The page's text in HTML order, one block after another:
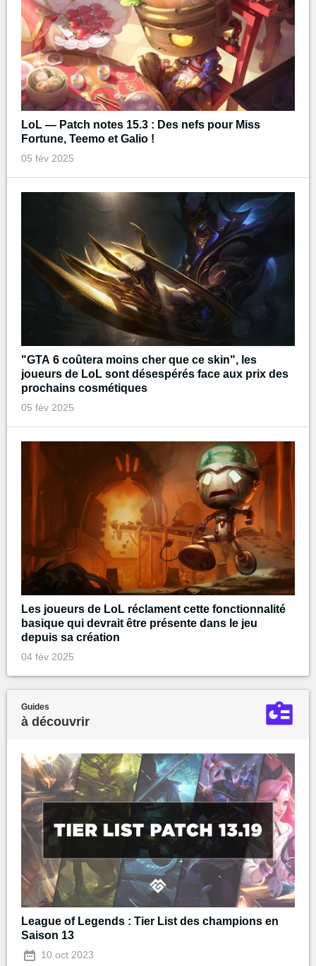
LoL — Patch notes 15.3 : Des nefs pour Miss
Fortune, Teemo et Galio !
05 fév 2025
"GTA 6 coûtera moins cher que ce skin", les
joueurs de LoL sont désespérés face aux prix des
prochains cosmétiques
05 fév 2025
Les joueurs de LoL réclament cette fonctionnalité
basique qui devrait être présente dans le jeu
depuis sa création
04 fév 2025
Guides
à découvrir
League of Legends : Tier List des champions en
Saison 13
10 oct 2023